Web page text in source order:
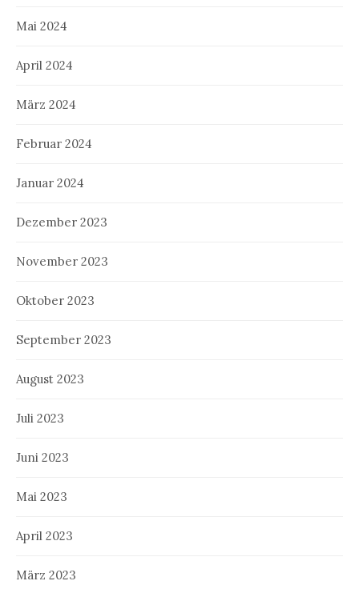
Mai 2024
April 2024
März 2024
Februar 2024
Januar 2024
Dezember 2023
November 2023
Oktober 2023
September 2023
August 2023
Juli 2023
Juni 2023
Mai 2023
April 2023
März 2023